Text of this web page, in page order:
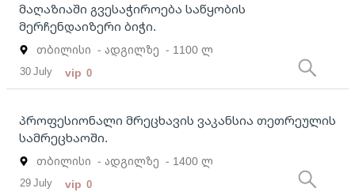
მაღაზიაში გვესაჭიროება საწყობის
მერჩენდაიზერი ბიჭი.
თბილისი - ადგილზე - 1100 ლ
30 July vip 0
პროფესიონალი მრეცხავის ვაკანსია თეთრეულის
სამრეცხაოში.
თბილისი - ადგილზე - 1400 ლ
29 July vip 0